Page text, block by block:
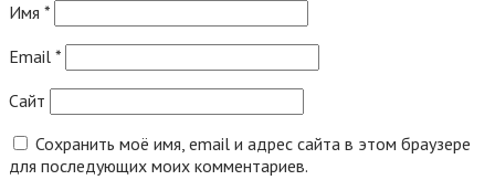
Имя *
Email *
Сайт
Сохранить моё имя, email и адрес сайта в этом браузере
для последующих моих комментариев.